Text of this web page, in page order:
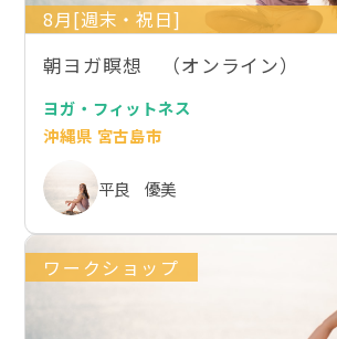
8月[週末・祝日]
朝ヨガ瞑想 （オンライン）
ヨガ・フィットネス
沖縄県 宮古島市
平良 優美
ワークショップ